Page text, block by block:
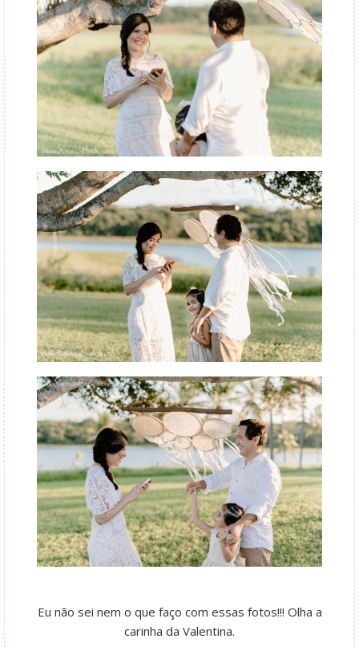
Eu não sei nem o que faço com essas fotos!!! Olha a
carinha da Valentina.